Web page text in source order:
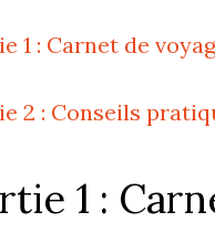
1 : Carnet de
2 : Conseils
1 :